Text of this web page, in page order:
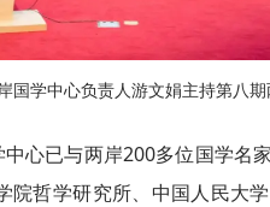
国学中心负责人游文娟主持第八
心已与两岸200多位国学名
院哲学研究所、中国人民大